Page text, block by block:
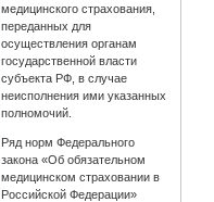
медицинского страхования,
переданных для
осуществления органам
государственной власти
субъекта РФ, в случае
неисполнения ими указанных
полномочий.
Ряд норм Федерального
закона «Об обязательном
медицинском страховании в
Российской Федерации»